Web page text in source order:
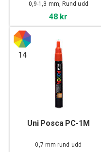
0,9-1,3 mm, Rund udd
48 kr
14
Uni Posca PC-1M
0,7 mm rund udd